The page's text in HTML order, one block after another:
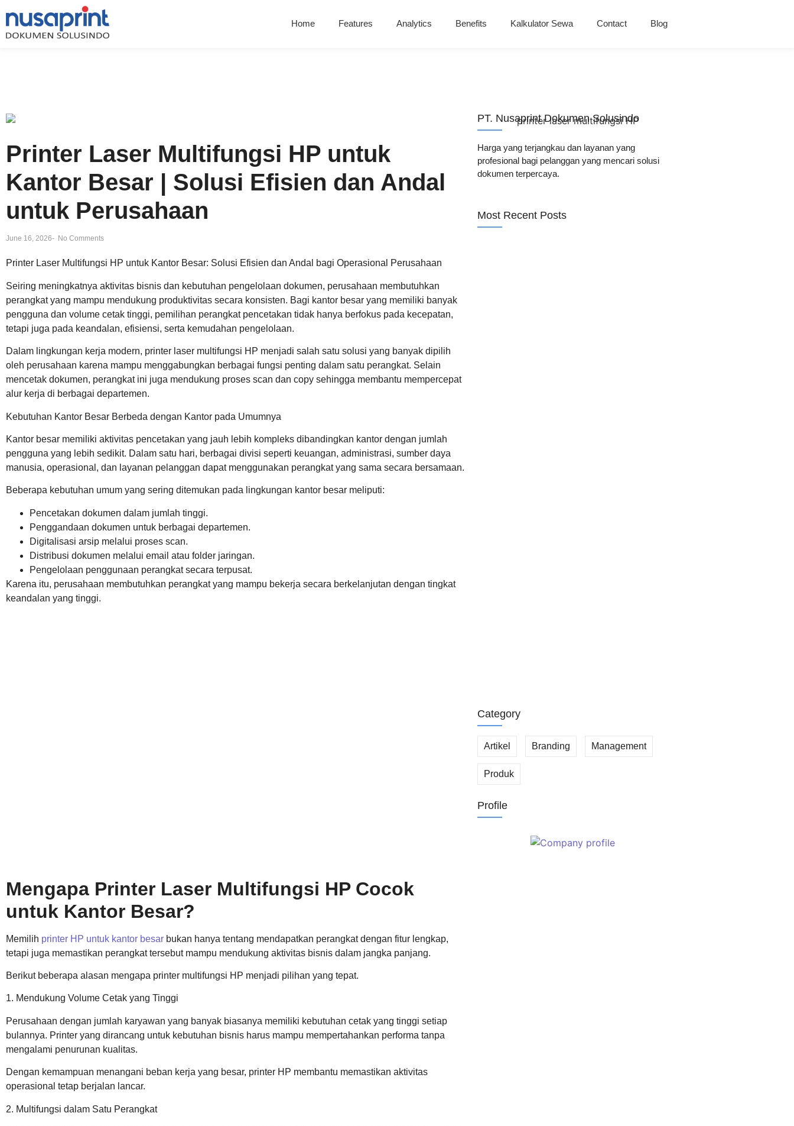
Home Features Analytics Benefits Kalkulator Sewa Contact Blog
Printer Laser Multifungsi HP untuk
Kantor Besar | Solusi Efisien dan Andal
untuk Perusahaan
June 16, 2026- No Comments
Printer Laser Multifungsi HP untuk Kantor Besar: Solusi Efisien dan Andal bagi Operasional Perusahaan
Seiring meningkatnya aktivitas bisnis dan kebutuhan pengelolaan dokumen, perusahaan membutuhkan
perangkat yang mampu mendukung produktivitas secara konsisten. Bagi kantor besar yang memiliki banyak
pengguna dan volume cetak tinggi, pemilihan perangkat pencetakan tidak hanya berfokus pada kecepatan,
tetapi juga pada keandalan, efisiensi, serta kemudahan pengelolaan.
Dalam lingkungan kerja modern, printer laser multifungsi HP menjadi salah satu solusi yang banyak dipilih
oleh perusahaan karena mampu menggabungkan berbagai fungsi penting dalam satu perangkat. Selain
mencetak dokumen, perangkat ini juga mendukung proses scan dan copy sehingga membantu mempercepat
alur kerja di berbagai departemen.
Kebutuhan Kantor Besar Berbeda dengan Kantor pada Umumnya
Kantor besar memiliki aktivitas pencetakan yang jauh lebih kompleks dibandingkan kantor dengan jumlah
pengguna yang lebih sedikit. Dalam satu hari, berbagai divisi seperti keuangan, administrasi, sumber daya
manusia, operasional, dan layanan pelanggan dapat menggunakan perangkat yang sama secara bersamaan.
Beberapa kebutuhan umum yang sering ditemukan pada lingkungan kantor besar meliputi:
Pencetakan dokumen dalam jumlah tinggi.
Penggandaan dokumen untuk berbagai departemen.
Digitalisasi arsip melalui proses scan.
Distribusi dokumen melalui email atau folder jaringan.
Pengelolaan penggunaan perangkat secara terpusat.
Karena itu, perusahaan membutuhkan perangkat yang mampu bekerja secara berkelanjutan dengan tingkat
keandalan yang tinggi.
Mengapa Printer Laser Multifungsi HP Cocok
untuk Kantor Besar?
Memilih printer HP untuk kantor besar bukan hanya tentang mendapatkan perangkat dengan fitur lengkap,
tetapi juga memastikan perangkat tersebut mampu mendukung aktivitas bisnis dalam jangka panjang.
Berikut beberapa alasan mengapa printer multifungsi HP menjadi pilihan yang tepat.
1. Mendukung Volume Cetak yang Tinggi
Perusahaan dengan jumlah karyawan yang banyak biasanya memiliki kebutuhan cetak yang tinggi setiap
bulannya. Printer yang dirancang untuk kebutuhan bisnis harus mampu mempertahankan performa tanpa
mengalami penurunan kualitas.
Dengan kemampuan menangani beban kerja yang besar, printer HP membantu memastikan aktivitas
operasional tetap berjalan lancar.
2. Multifungsi dalam Satu Perangkat
PT. Nusaprint Dokumen Solusindo
Harga yang terjangkau dan layanan yang
profesional bagi pelanggan yang mencari solusi
dokumen terpercaya.
Most Recent Posts
Category
Artikel Branding Management
Produk
Profile